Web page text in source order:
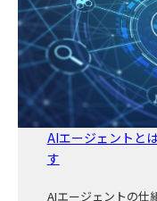
AIエージェントと
す
AIエージェントの仕